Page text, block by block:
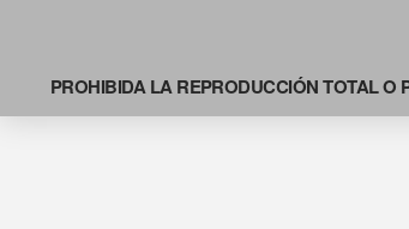
PROHIBIDA LA REPRODUCCIÓN TOTAL O